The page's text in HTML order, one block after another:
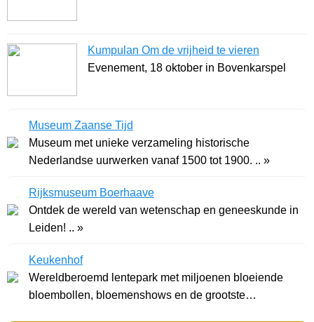
Kumpulan Om de vrijheid te vieren
Evenement, 18 oktober in Bovenkarspel
Museum Zaanse Tijd
Museum met unieke verzameling historische
Nederlandse uurwerken vanaf 1500 tot 1900. .. »
Rijksmuseum Boerhaave
Ontdek de wereld van wetenschap en geneeskunde in
Leiden! .. »
Keukenhof
Wereldberoemd lentepark met miljoenen bloeiende
bloembollen, bloemenshows en de grootste